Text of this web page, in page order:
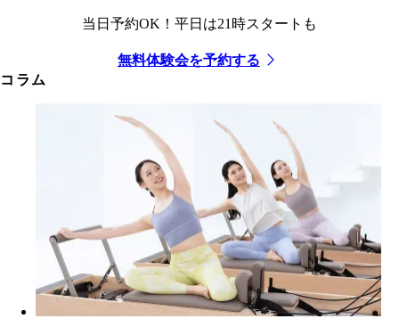
当日予約OK！平日は21時スタートも
無料体験会を予約する
コラム